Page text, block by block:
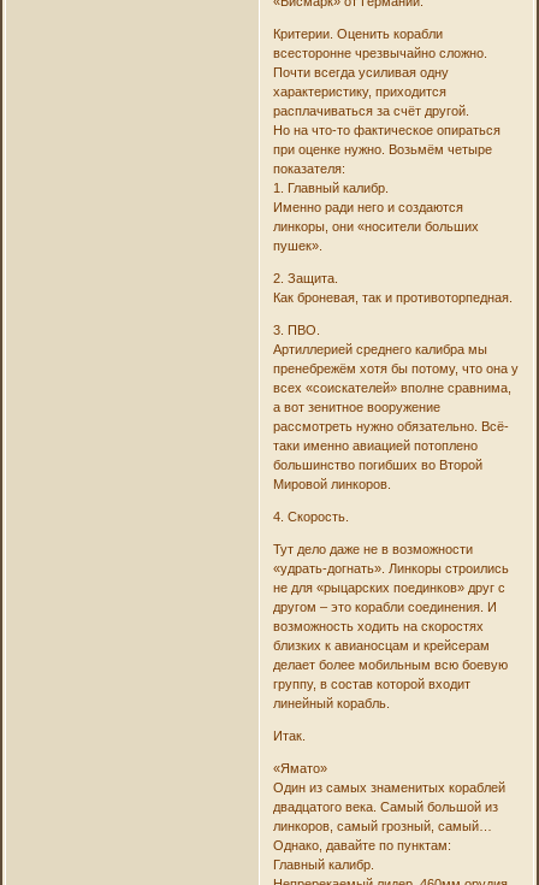
Критерии. Оценить корабли
всесторонне чрезвычайно сложно.
Почти всегда усиливая одну
характеристику, приходится
расплачиваться за счёт другой.
Но на что-то фактическое опираться
при оценке нужно. Возьмём четыре
показателя:
1. Главный калибр.
Именно ради него и создаются
линкоры, они «носители больших
пушек».
2. Защита.
Как броневая, так и противоторпедная.
3. ПВО.
Артиллерией среднего калибра мы
пренебрежём хотя бы потому, что она у
всех «соискателей» вполне сравнима,
а вот зенитное вооружение
рассмотреть нужно обязательно. Всё-
таки именно авиацией потоплено
большинство погибших во Второй
Мировой линкоров.
4. Скорость.
Тут дело даже не в возможности
«удрать-догнать». Линкоры строились
не для «рыцарских поединков» друг с
другом – это корабли соединения. И
возможность ходить на скоростях
близких к авианосцам и крейсерам
делает более мобильным всю боевую
группу, в состав которой входит
линейный корабль.
Итак.
«Ямато»
Один из самых знаменитых кораблей
двадцатого века. Самый большой из
линкоров, самый грозный, самый…
Однако, давайте по пунктам:
Главный калибр.